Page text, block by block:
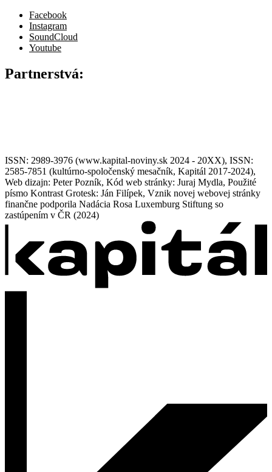
Facebook
Instagram
SoundCloud
Youtube
Partnerstvá:
ISSN: 2989-3976 (www.kapital-noviny.sk 2024 - 20XX), ISSN:
2585-7851 (kultúrno-spoločenský mesačník, Kapitál 2017-2024),
Web dizajn: Peter Pozník, Kód web stránky: Juraj Mydla, Použité
písmo Kontrast Grotesk: Ján Filípek, Vznik novej webovej stránky
finančne podporila Nadácia Rosa Luxemburg Stiftung so
zastúpením v ČR (2024)